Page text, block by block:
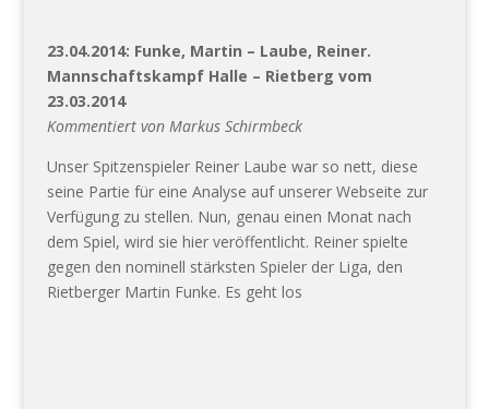
23.04.2014: Funke, Martin – Laube, Reiner.
Mannschaftskampf Halle – Rietberg vom
23.03.2014
Kommentiert von Markus Schirmbeck
Unser Spitzenspieler Reiner Laube war so nett, diese
seine Partie für eine Analyse auf unserer Webseite zur
Verfügung zu stellen. Nun, genau einen Monat nach
dem Spiel, wird sie hier veröffentlicht. Reiner spielte
gegen den nominell stärksten Spieler der Liga, den
Rietberger Martin Funke. Es geht los